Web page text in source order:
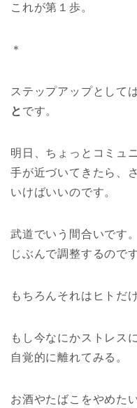
これが第１歩。
＊
ステップアップとしては
と です。
明日、ちょっとコミュ
手が近づいてきたら、
いけばいいのです。
武道でいう間合いです。
じぶんで調整するのです
もちろんそれはヒトだ
もし今なにかストレス
自覚的に離れてみる。
お酒やたばこをやめた